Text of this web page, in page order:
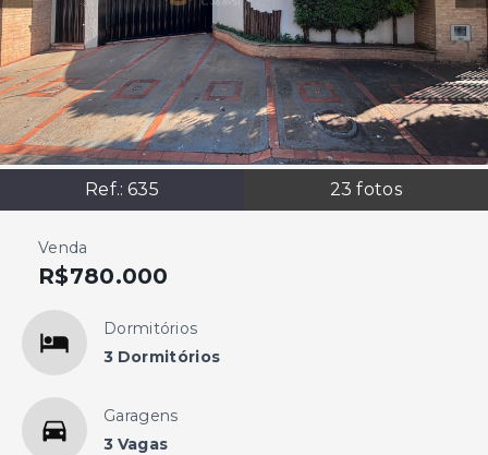
Ref.:635 23 fotos
Venda
R$780.000
Dormitórios
3 Dormitórios
Garagens
3 Vagas